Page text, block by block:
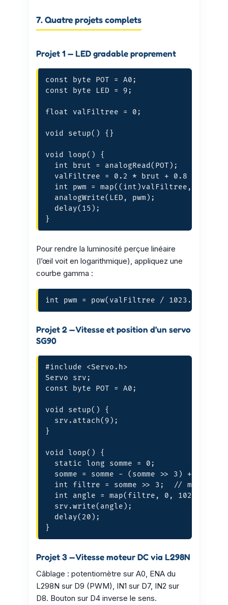
7. Quatre projets complets
Projet 1 — LED gradable proprement
const byte POT = A0;
const byte LED = 9;
float valFiltree = 0;
void setup() {}
void loop() {
  int brut = analogRead(POT);
valFiltree = 0.2 * brut + 0.8 *
int pwm = map((int)valFiltree, 0,
  analogWrite(LED, pwm);
  delay(15);
}
Pour rendre la luminosité perçue linéaire
(l’œil voit en logarithmique), appliquez une
courbe gamma :
int pwm = pow(valFiltree / 1023.0, 2.2)
Projet 2 — Vitesse et position d’un servo
SG90
#include <Servo.h>
Servo srv;
const byte POT = A0;
void setup() {
  srv.attach(9);
}
void loop() {
  static long somme = 0;
somme = somme - (somme >> 3) +
int filtre = somme >> 3;  // moyenne
int angle = map(filtre, 0, 1023, 0,
  srv.write(angle);
  delay(20);
}
Projet 3 — Vitesse moteur DC via L298N
Câblage : potentiomètre sur A0, ENA du
L298N sur D9 (PWM), IN1 sur D7, IN2 sur
D8. Bouton sur D4 inverse le sens.